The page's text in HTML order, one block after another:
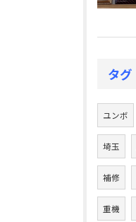
タグ
ユンボ
埼玉
補修
重機